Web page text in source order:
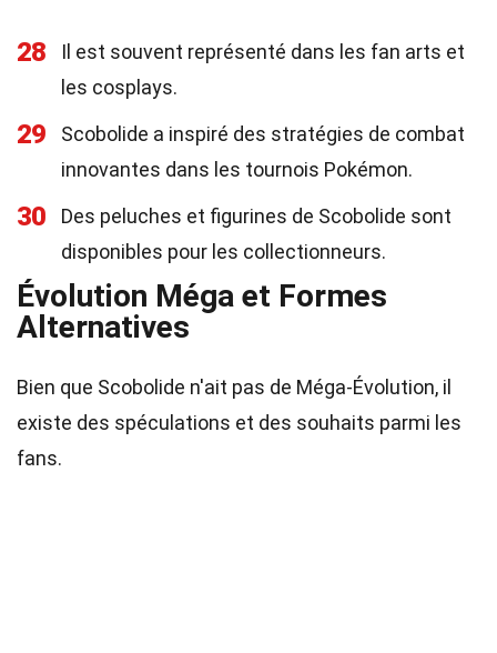
28
Il est souvent représenté dans les fan arts et
les cosplays.
29
Scobolide a inspiré des stratégies de combat
innovantes dans les tournois Pokémon.
30
Des peluches et figurines de Scobolide sont
disponibles pour les collectionneurs.
Évolution Méga et Formes
Alternatives
Bien que Scobolide n'ait pas de Méga-Évolution, il
existe des spéculations et des souhaits parmi les
fans.